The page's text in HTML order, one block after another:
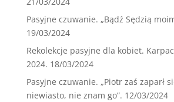
Pasyjne czuwanie. „Bądź Sędzią
19/03/2024
Rekolekcje pasyjne dla kobiet.
2024. 18/03/2024
Pasyjne czuwanie. „Piotr zaś zaparł
niewiasto, nie znam go”. 12/03/2024